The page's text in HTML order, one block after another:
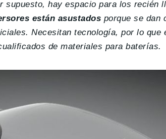
hay espacio para los recién
están asustados porque se dan
Necesitan tecnología, por lo que
de materiales para baterías.